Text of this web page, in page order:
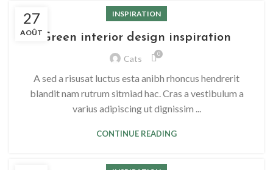
27
AOÛT
INSPIRATION
Green interior design inspiration
Cats 0
A sed a risusat luctus esta anibh rhoncus hendrerit
blandit nam rutrum sitmiad hac. Cras a vestibulum a
varius adipiscing ut dignissim ...
CONTINUE READING